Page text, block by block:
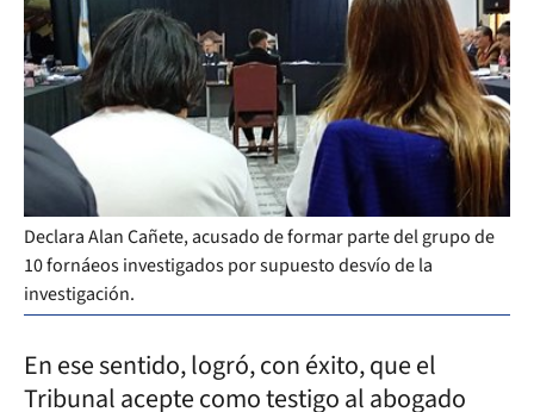
Declara Alan Cañete, acusado de formar parte del grupo de
10 fornáeos investigados por supuesto desvío de la
investigación.
En ese sentido, logró, con éxito, que el
Tribunal acepte como testigo al abogado